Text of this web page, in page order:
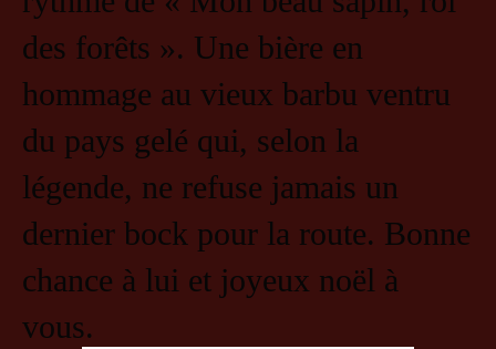
des forêts ». Une bière en
hommage au vieux barbu ventru
du pays gelé qui, selon la
légende, ne refuse jamais un
dernier bock pour la route. Bonne
chance à lui et joyeux noël à
vous.